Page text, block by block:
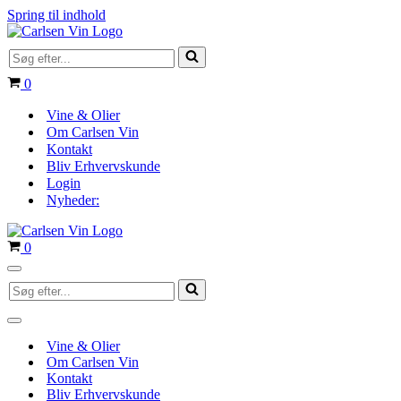
Spring til indhold
Søg
efter...
Indkøbskurv
0
Vine & Olier
Om Carlsen Vin
Kontakt
Bliv Erhvervskunde
Login
Nyheder:
Indkøbskurv
0
Navigation
menu
Søg
efter...
Navigation
Vine & Olier
Om Carlsen Vin
Kontakt
Bliv Erhvervskunde